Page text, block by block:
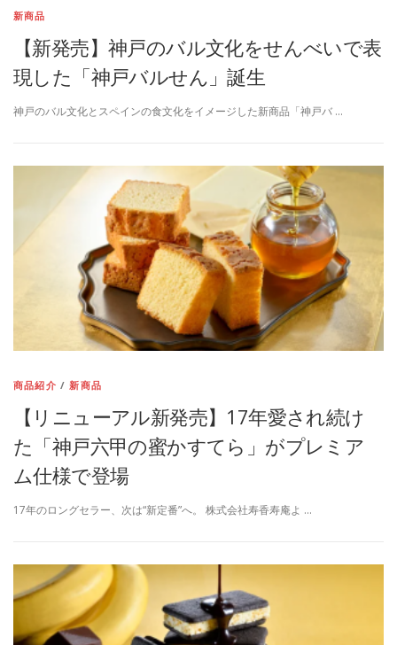
新商品
【新発売】神戸のバル文化をせんべいで表
現した「神戸バルせん」誕生
神戸のバル文化とスペインの食文化をイメージした新商品「神戸バ …
商品紹介 /新商品
【リニューアル新発売】17年愛され続け
た「神戸六甲の蜜かすてら」がプレミア
ム仕様で登場
17年のロングセラー、次は“新定番”へ。 株式会社寿香寿庵よ …